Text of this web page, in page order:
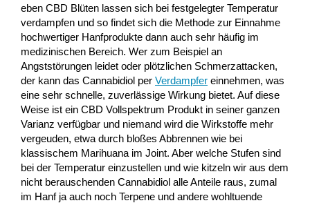
eben CBD Blüten lassen sich bei festgelegter Temperatur
verdampfen und so findet sich die Methode zur Einnahme
hochwertiger Hanfprodukte dann auch sehr häufig im
medizinischen Bereich. Wer zum Beispiel an
Angststörungen leidet oder plötzlichen Schmerzattacken,
der kann das Cannabidiol per Verdampfer einnehmen, was
eine sehr schnelle, zuverlässige Wirkung bietet. Auf diese
Weise ist ein CBD Vollspektrum Produkt in seiner ganzen
Varianz verfügbar und niemand wird die Wirkstoffe mehr
vergeuden, etwa durch bloßes Abbrennen wie bei
klassischem Marihuana im Joint. Aber welche Stufen sind
bei der Temperatur einzustellen und wie kitzeln wir aus dem
nicht berauschenden Cannabidiol alle Anteile raus, zumal
im Hanf ja auch noch Terpene und andere wohltuende